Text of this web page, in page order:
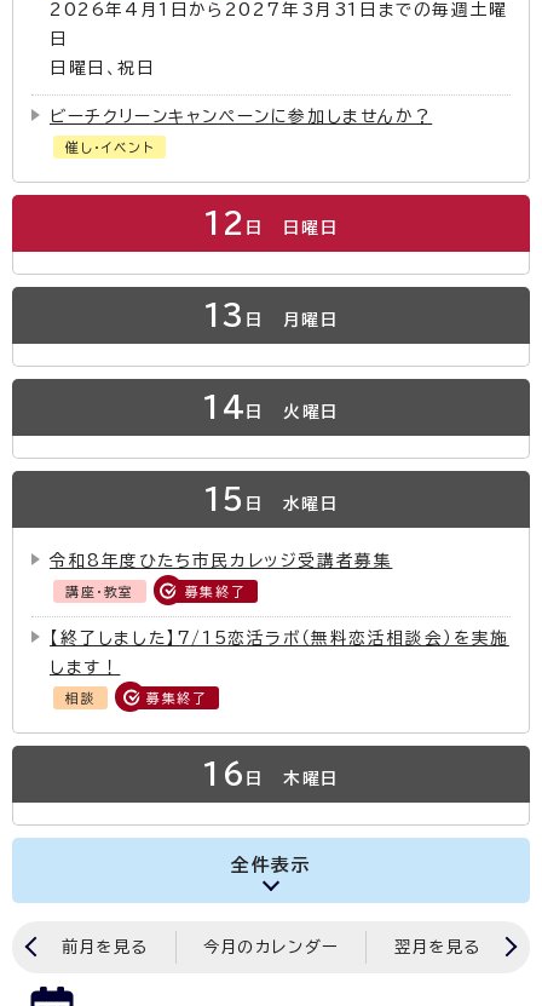
2026年4月1日から2027年3月31日までの毎週土曜
日
日曜日、祝日
ビーチクリーンキャンペーンに参加しませんか？
催し・イベント
12 日 日曜日
13 日 月曜日
14 日 火曜日
15 日 水曜日
令和8年度ひたち市民カレッジ受講者募集
講座・教室 募集終了
【終了しました】7/15恋活ラボ（無料恋活相談会）を実施
します！
相談 募集終了
16 日 木曜日
全件表示
前月を見る 今月のカレンダー 翌月を見る